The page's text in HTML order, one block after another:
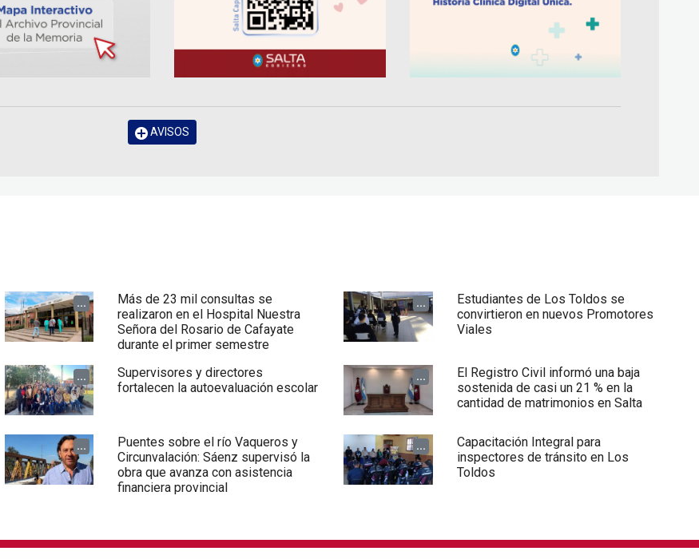
AVISOS
...
Más de 23 mil consultas se
realizaron en el Hospital Nuestra
Señora del Rosario de Cafayate
durante el primer semestre
...
Estudiantes de Los Toldos se
convirtieron en nuevos Promotores
Viales
...
Supervisores y directores
fortalecen la autoevaluación escolar
...
El Registro Civil informó una baja
sostenida de casi un 21 % en la
cantidad de matrimonios en Salta
...
Puentes sobre el río Vaqueros y
Circunvalación: Sáenz supervisó la
obra que avanza con asistencia
financiera provincial
...
Capacitación Integral para
inspectores de tránsito en Los
Toldos